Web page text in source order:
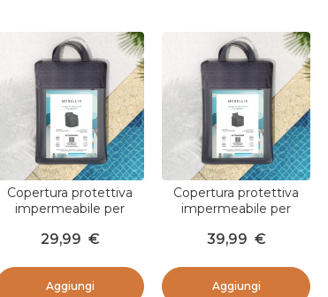
Copertura protettiva
impermeabile per
Amalfi Grigio
29,99 €
Aggiungi
Copertura protettiva
impermeabile per
Elba Grigio
39,99 €
Aggiungi